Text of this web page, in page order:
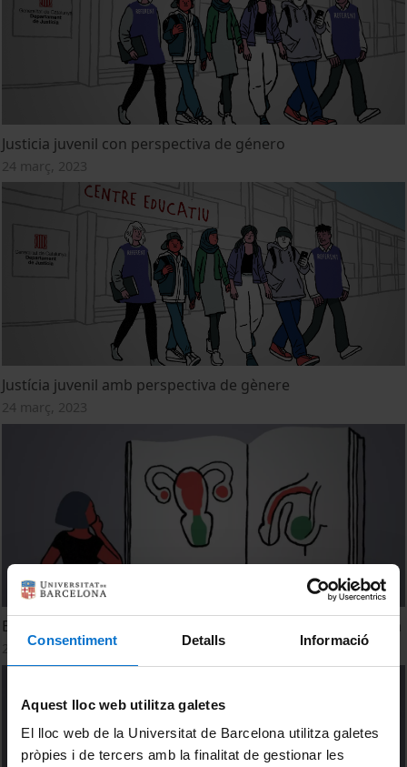
Consentiment Detalls Informació
Aquest lloc web utilitza galetes
El lloc web de la Universitat de Barcelona utilitza galetes
pròpies i de tercers amb la finalitat de gestionar les
Justicia juvenil con perspectiva de género
24 març, 2023
Justícia juvenil amb perspectiva de gènere
24 març, 2023
Educación afectiva y sexual en la infancia y la adolescencia
22 març, 2023